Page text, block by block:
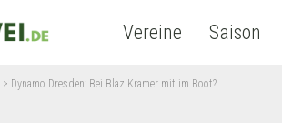
Vereine Saison
> Dynamo Dresden: Bei Blaz Kramer mit im Boot?